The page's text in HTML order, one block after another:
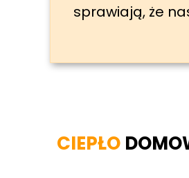
sprawiają, że
CIEPŁO